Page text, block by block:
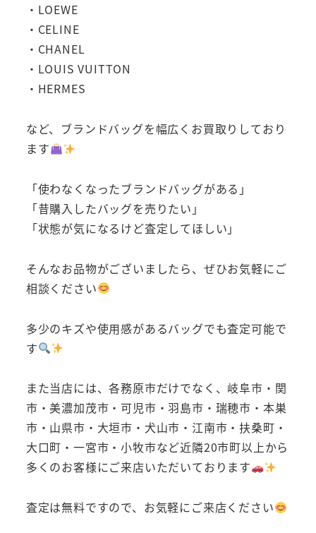
・LOEWE
・CELINE
・CHANEL
・LOUIS VUITTON
・HERMES
など、ブランドバッグを幅広くお買取りしており
ます
「使わなくなったブランドバッグがある」
「昔購入したバッグを売りたい」
「状態が気になるけど査定してほしい」
そんなお品物がございましたら、ぜひお気軽にご
相談ください
多少のキズや使用感があるバッグでも査定可能で
す
また当店には、各務原市だけでなく、岐阜市・関
市・美濃加茂市・可児市・羽島市・瑞穂市・本巣
市・山県市・大垣市・犬山市・江南市・扶桑町・
大口町・一宮市・小牧市など近隣20市町以上から
多くのお客様にご来店いただいております
査定は無料ですので、お気軽にご来店ください